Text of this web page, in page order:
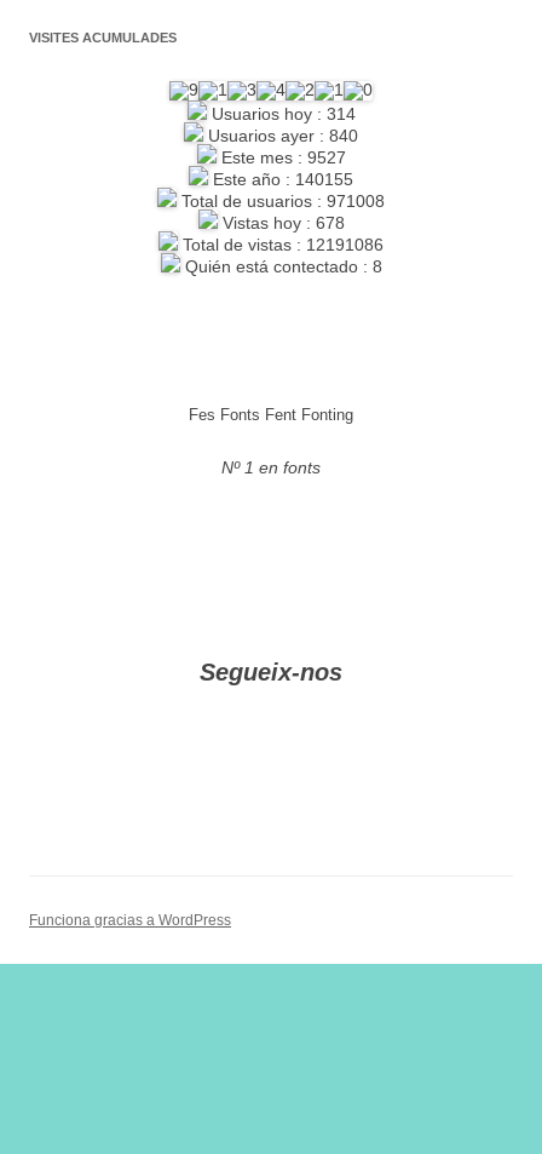
VISITES ACUMULADES
Usuarios hoy : 314
Usuarios ayer : 840
Este mes : 9527
Este año : 140155
Total de usuarios : 971008
Vistas hoy : 678
Total de vistas : 12191086
Quién está contectado : 8
Fes Fonts Fent Fonting
Nº 1 en fonts
Segueix-nos
Funciona gracias a WordPress